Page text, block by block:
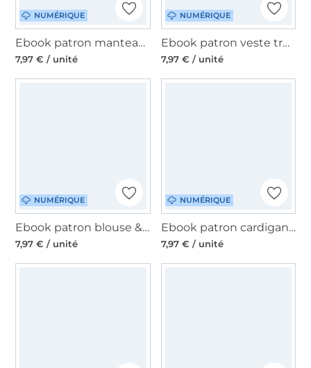
NUMÉRIQUE
Ebook patron manteau / veste femme Ama Lillesol & Pelle, en allemand
7,97 € / unité
NUMÉRIQUE
Ebook patron veste trench femme Jola Lillesol & Pelle, en allemand
7,97 € / unité
NUMÉRIQUE
Ebook patron blouse & robe femme Kaja Lillesol & Pelle, en allemand
7,97 € / unité
NUMÉRIQUE
Ebook patron cardigan femme Viga Lillesol & Pelle, en allemand
7,97 € / unité